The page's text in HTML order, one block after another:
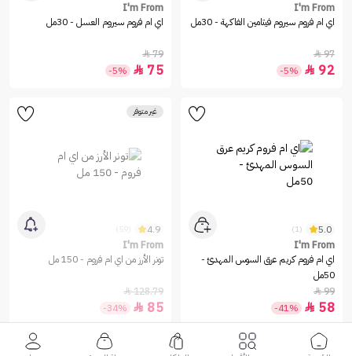
I'm From
اي ام فروم سيروم فيتامين الفاكهة - 30مل
97

92

-5%
I'm From
اي ام فروم سيروم العسل - 30مل
79

75

-5%
5.0
(1)
I'm From
اي ام فروم كريم عرق السوس المهدئ -
50مل
99

58

-41%
غير متوفر
4.9
I'm From
تونر الأرز من اي ام فروم - 150 مل
128.79

85

-34%